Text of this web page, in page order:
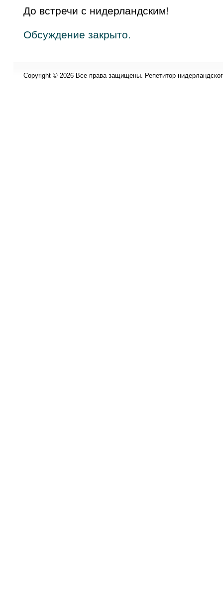
До встречи с нидерландским!
Обсуждение закрыто.
Copyright © 2026 Все права защищены. Репетитор